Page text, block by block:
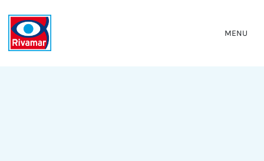
MENU